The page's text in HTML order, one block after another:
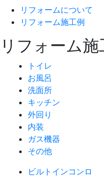
リフォームについて
リフォーム施工例
リフォーム施
トイレ
お風呂
洗面所
キッチン
外回り
内装
ガス機器
その他
ビルトインコンロ